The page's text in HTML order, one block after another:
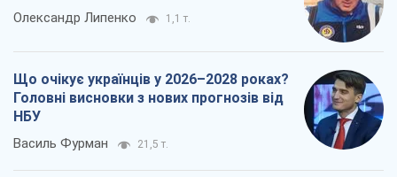
Олександр Липенко 1,1 т.
Що очікує українців у 2026–2028 роках?
Головні висновки з нових прогнозів від
НБУ
Василь Фурман 21,5 т.